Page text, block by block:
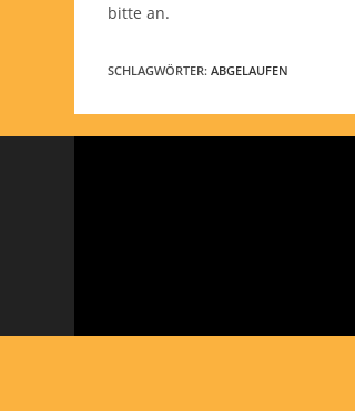
bitte an.
SCHLAGWÖRTER:ABGELAUFEN